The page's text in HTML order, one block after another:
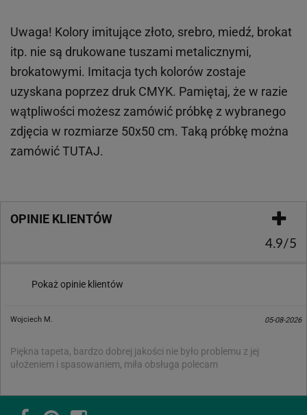
Uwaga! Kolory imitujące złoto, srebro, miedź, brokat
itp. nie są drukowane tuszami metalicznymi,
brokatowymi. Imitacja tych kolorów zostaje
uzyskana poprzez druk CMYK. Pamiętaj, że w razie
wątpliwości możesz zamówić próbkę z wybranego
zdjęcia w rozmiarze 50x50 cm. Taką próbkę można
zamówićTUTAJ.
OPINIE KLIENTÓW
4.9/5
Pokaż opinie klientów
Wojciech M. 05-08-2026
Piękna tapeta, bardzo dobrej jakości nie było problemu z jej
ułożeniem i spasowaniem, miła obsługa polecam